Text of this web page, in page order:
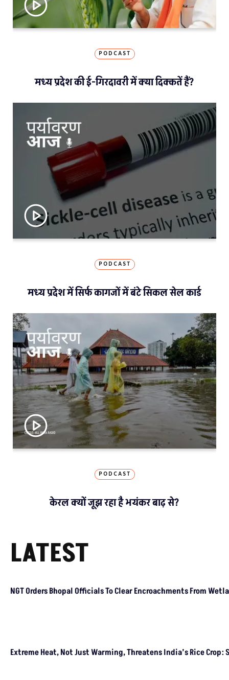
PODCAST
मध्य प्रदेश की ई-गिरदावरी में क्या दिक्कतें हैं?
PODCAST
मध्य प्रदेश में सिर्फ कागजों में बंटे सिकल सेल कार्ड
PODCAST
केरल क्यों जूझ रहा है भयंकर बाढ़ से?
LATEST
NGT Orders Bhopal Officials
Extreme Heat, Not Just